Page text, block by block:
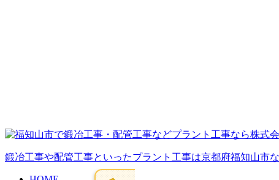
鍛冶工事や配管工事といったプラント工事は京都府福知山市